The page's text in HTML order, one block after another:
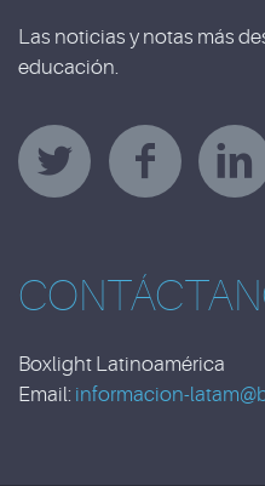
Las noticias y notas más
educación.
Boxlight Latinoamérica
Email: informacion-